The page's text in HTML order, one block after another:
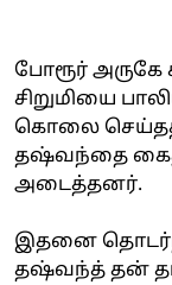
போரூர் அருகே
சிறுமியை
கொலை
தஷ்வந்தை
அடைத்தனர்.
இதனை
தஷ்வந்த் தன்